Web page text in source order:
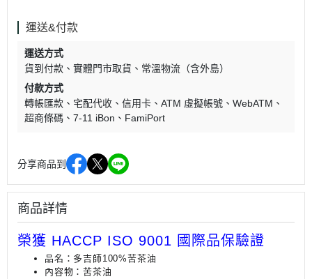
運送&付款
運送方式
貨到付款
實體門市取貨
常溫物流（含外島）
付款方式
轉帳匯款
宅配代收 信用卡 ATM 虛擬帳號
WebATM
超商條碼
7-11 iBon FamiPort
分享商品到
商品詳情
榮獲 HACCP ISO 9001 國際品保驗證
品名：多吉師100%苦茶油
內容物：苦茶油